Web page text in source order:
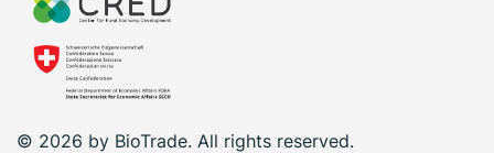
© 2026 by BioTrade. All rights reserved.